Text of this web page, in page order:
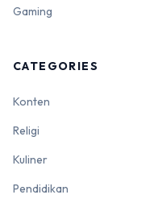
Gaming
CATEGORIES
Konten
Religi
Kuliner
Pendidikan